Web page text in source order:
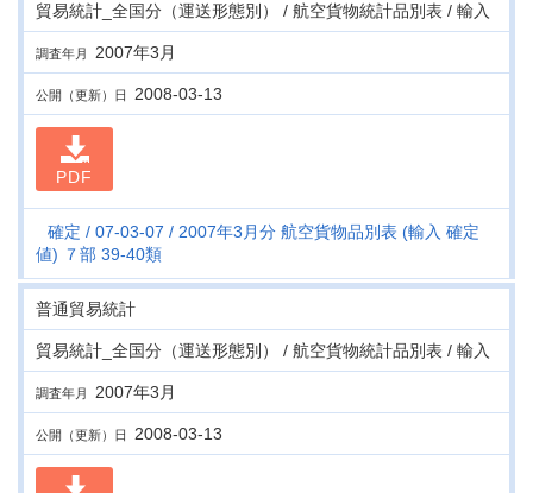
貿易統計_全国分（運送形態別） / 航空貨物統計品別表 / 輸入
調査年月 2007年3月
公開（更新）日 2008-03-13
PDF
確定 07-03-07
2007年3月分 航空貨物品別表 (輸入 確定
値) ７部 39-40類
普通貿易統計
貿易統計_全国分（運送形態別） / 航空貨物統計品別表 / 輸入
調査年月 2007年3月
公開（更新）日 2008-03-13